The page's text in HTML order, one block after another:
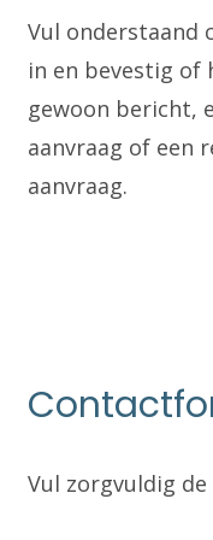
Vul onderstaand
in en bevestig of
gewoon bericht,
aanvraag of een
aanvraag.
Vul zorgvuldig